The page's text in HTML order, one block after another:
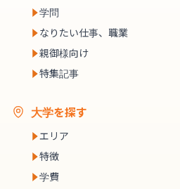
学問
なりたい仕事、職業
親御様向け
特集記事
大学を探す
エリア
特徴
学費